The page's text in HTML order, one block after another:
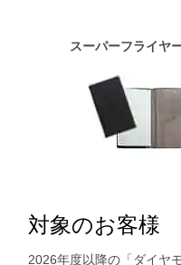
スーパーフライヤ
対象のお客様
2026年度以降の「ダイヤ